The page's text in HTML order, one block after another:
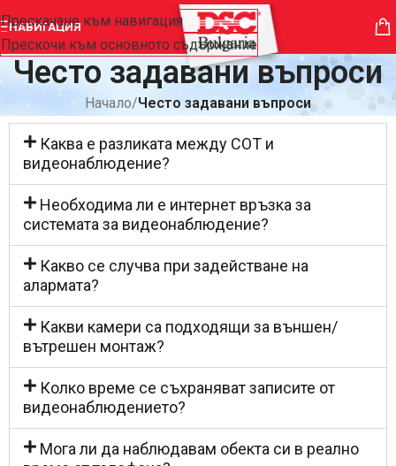
Прескачане към навигация
Прескочи към основното съдържание
НАВИГАЦИЯ
Често задавани въпроси
Начало/Често задавани въпроси
Каква е разликата между СОТ и
видеонаблюдение?
Необходима ли е интернет връзка за
системата за видеонаблюдение?
Какво се случва при задействане на
алармата?
Какви камери са подходящи за външен/
вътрешен монтаж?
Колко време се съхраняват записите от
видеонаблюдението?
Мога ли да наблюдавам обекта си в реално